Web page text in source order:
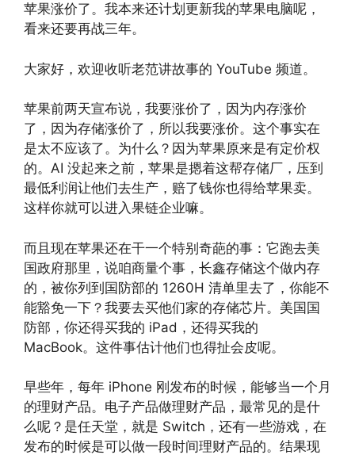
苹果涨价了。我本来还计划更新我的苹果电脑呢，
看来还要再战三年。
大家好，欢迎收听老范讲故事的 YouTube 频道。
苹果前两天宣布说，我要涨价了，因为内存涨价
了，因为存储涨价了，所以我要涨价。这个事实在
是太不应该了。为什么？因为苹果原来是有定价权
的。AI 没起来之前，苹果是摁着这帮存储厂，压到
最低利润让他们去生产，赔了钱你也得给苹果卖。
这样你就可以进入果链企业嘛。
而且现在苹果还在干一个特别奇葩的事：它跑去美
国政府那里，说咱商量个事，长鑫存储这个做内存
的，被你列到国防部的 1260H 清单里去了，你能不
能豁免一下？我要去买他们家的存储芯片。美国国
防部，你还得买我的 iPad，还得买我的
MacBook。这件事估计他们也得扯会皮呢。
早些年，每年 iPhone 刚发布的时候，能够当一个月
的理财产品。电子产品做理财产品，最常见的是什
么呢？是任天堂，就是 Switch，还有一些游戏，在
发布的时候是可以做一段时间理财产品的。结果现